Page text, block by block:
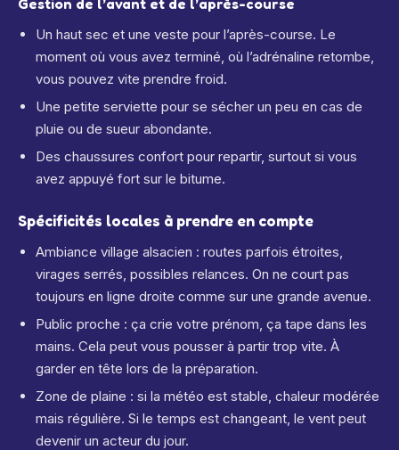
Gestion de l’avant et de l’après-course
Un haut sec et une veste pour l’après-course. Le
moment où vous avez terminé, où l’adrénaline retombe,
vous pouvez vite prendre froid.
Une petite serviette pour se sécher un peu en cas de
pluie ou de sueur abondante.
Des chaussures confort pour repartir, surtout si vous
avez appuyé fort sur le bitume.
Spécificités locales à prendre en compte
Ambiance village alsacien : routes parfois étroites,
virages serrés, possibles relances. On ne court pas
toujours en ligne droite comme sur une grande avenue.
Public proche : ça crie votre prénom, ça tape dans les
mains. Cela peut vous pousser à partir trop vite. À
garder en tête lors de la préparation.
Zone de plaine : si la météo est stable, chaleur modérée
mais régulière. Si le temps est changeant, le vent peut
devenir un acteur du jour.